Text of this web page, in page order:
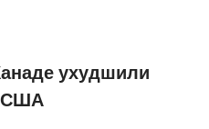
ухудшили
США